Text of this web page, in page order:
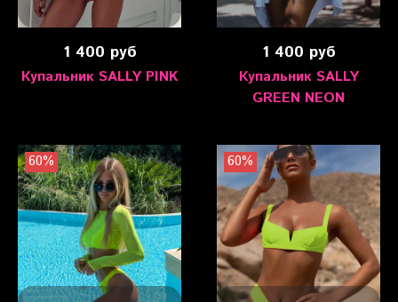
1 400 руб
Купальник SALLY PINK
1 400 руб
Купальник SALLY
GREEN NEON
60% 60%